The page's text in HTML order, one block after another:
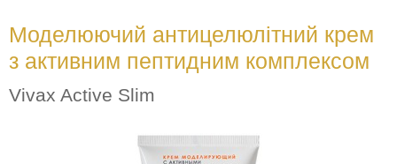
Моделюючий антицелюлітний крем
з активним пептидним комплексом
Vivax Active Slim